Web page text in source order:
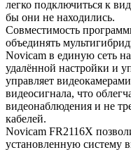
легко подключиться к
бы они не находились.
Совместимость
объединять
Novicam в единую сеть
удалённой настройки и
управляет
видеосигнала, что
видеонаблюдения и не
кабелей.
Novicam FR2116X
установленную систему